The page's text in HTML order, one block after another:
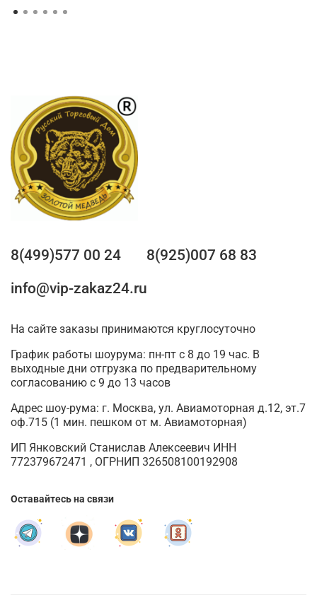
8(499)577 00 24
8(925)007 68 83
info@vip-zakaz24.ru
На сайте заказы принимаются круглосуточно
График работы шоурума: пн-пт с 8 до 19 час. В
выходные дни отгрузка по предварительному
согласованию с 9 до 13 часов
Адрес шоу-рума: г. Москва, ул. Авиамоторная д.12, эт.7
оф.715 (1 мин. пешком от м. Авиамоторная)
ИП Янковский Станислав Алексеевич ИНН
772379672471 , ОГРНИП 326508100192908
Оставайтесь на связи